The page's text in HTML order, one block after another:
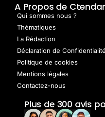
A Propos de
Qui sommes nous ?
Thématiques
La Rédaction
Déclaration de Confidentialité
Politique de cookies
Mentions légales
Contactez-nous
Plus de 300 avis